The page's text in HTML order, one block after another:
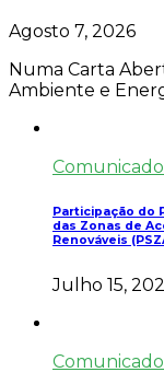
Agosto 7, 2026
Numa Carta
Ambiente e
Participação do
das Zonas de
Renováveis
Julho 15,